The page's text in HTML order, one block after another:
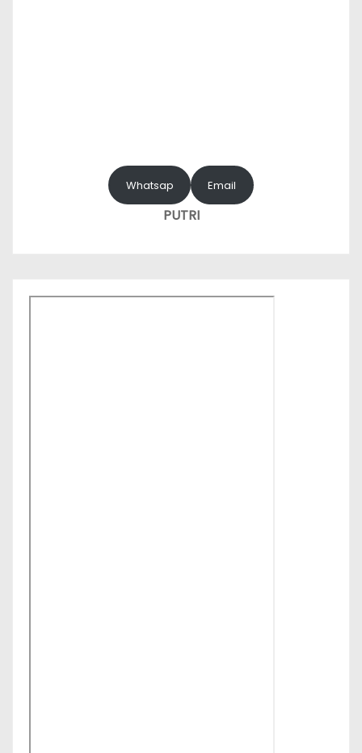
Whatsap Email
PUTRI